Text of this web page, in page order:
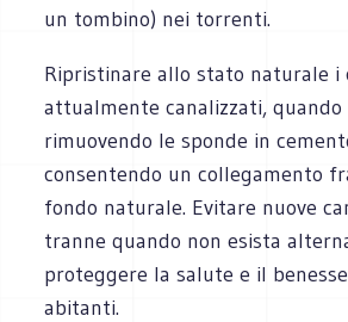
un tombino) nei torrenti.
Ripristinare allo stato naturale i
attualmente canalizzati, quando
rimuovendo le sponde in
consentendo un collegamento
fondo naturale. Evitare nuove
tranne quando non esista
proteggere la salute e il
abitanti.